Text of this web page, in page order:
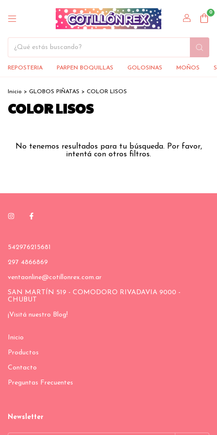
0
REPOSTERIA PARPEN BOQUILLAS GOLOSINAS MOÑOS
Inicio > GLOBOS PIÑATAS > COLOR LISOS
COLOR LISOS
No tenemos resultados para tu búsqueda. Por favor,
intentá con otros filtros.
542976215681
297 4866869
ventaonline@cotillonrex.com.ar
SAN MARTÍN 519 - COMODORO RIVADAVIA 9000 -
CHUBUT
¡Visitá nuestro Blog!
Inicio
Productos
Contacto
Preguntas Frecuentes
Newsletter